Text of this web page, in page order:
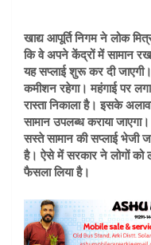
खाद्य आपूर्ति निगम ने लोक
कि वे अपने केंद्रों में सामान
यह सप्लाई शुरू कर दी
कमीशन रहेगा। महंगाई पर
रास्ता निकाला है। इसके
सामान उपलब्ध कराया
सस्ते सामान की सप्लाई भेजी
है। ऐसे में सरकार ने लोगों को
फैसला लिया है।